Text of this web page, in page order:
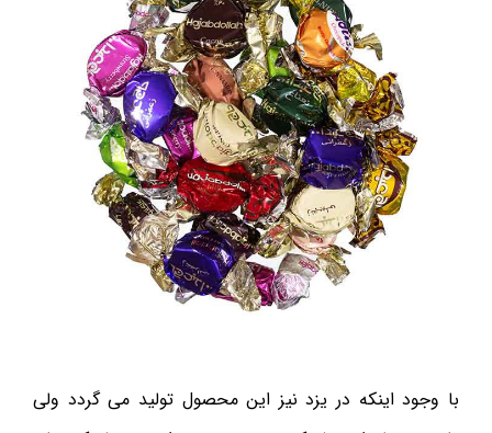
با وجود اینکه در یزد نیز این محصول تولید می گردد ولی